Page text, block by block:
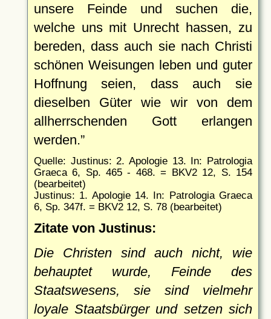
unsere Feinde und suchen die,
welche uns mit Unrecht hassen, zu
bereden, dass auch sie nach Christi
schönen Weisungen leben und guter
Hoffnung seien, dass auch sie
dieselben Güter wie wir von dem
allherrschenden Gott erlangen
werden.
Quelle: Justinus: 2. Apologie 13. In: Patrologia
Graeca 6, Sp. 465 - 468. = BKV2 12, S. 154
(bearbeitet)
Justinus: 1. Apologie 14. In: Patrologia Graeca
6, Sp. 347f. = BKV2 12, S. 78 (bearbeitet)
Zitate von Justinus:
Die Christen sind auch nicht, wie
behauptet wurde, Feinde des
Staatswesens, sie sind vielmehr
loyale Staatsbürger und setzen sich